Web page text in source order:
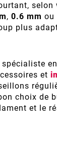
selon
, 0.6 mm ou
plus
spécialiste en
et
choix de
et le